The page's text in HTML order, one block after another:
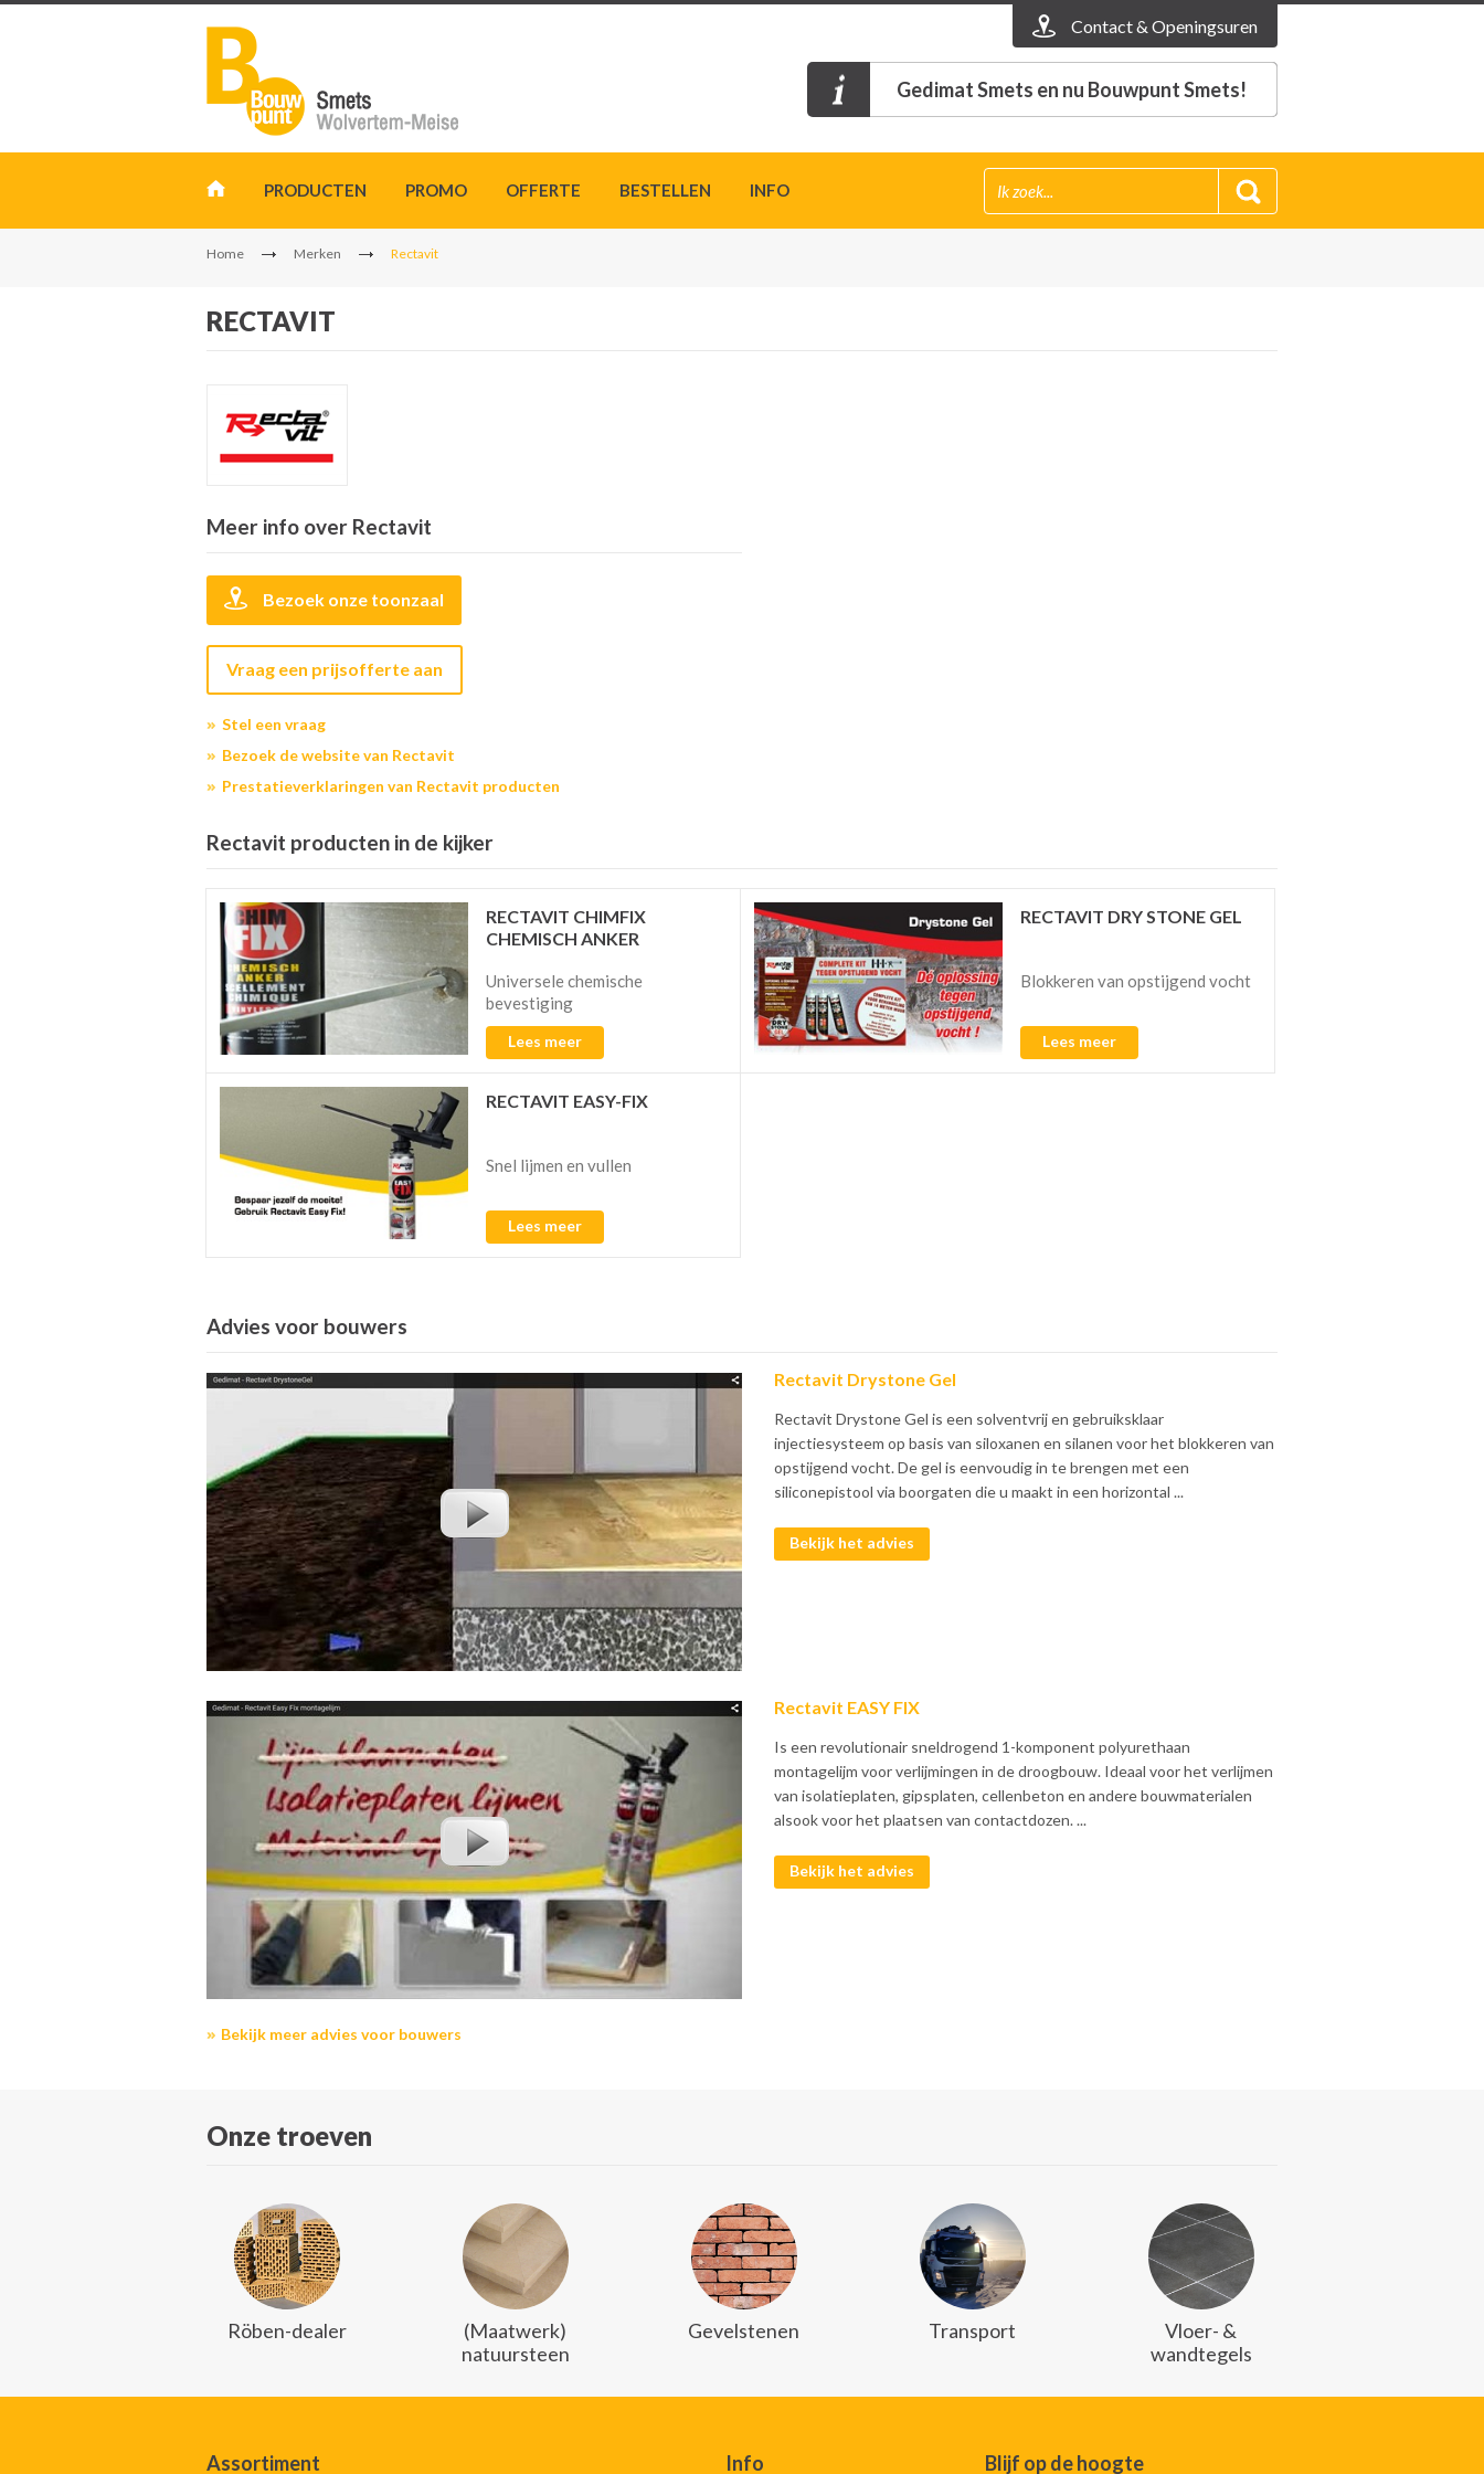
Contact & Openingsuren
Gedimat Smets en nu Bouwpunt Smets!
PRODUCTEN PROMO OFFERTE BESTELLEN INFO
Home Merken Rectavit
RECTAVIT
Meer info over Rectavit
Bezoek onze toonzaal
Vraag een prijsofferte aan
Stel een vraag
Bezoek de website van Rectavit
Prestatieverklaringen van Rectavit producten
Rectavit producten in de kijker
RECTAVIT CHIMFIX
CHEMISCH ANKER
Universele chemische
bevestiging
Lees meer
RECTAVIT DRY STONE GEL
Blokkeren van opstijgend vocht
Lees meer
RECTAVIT EASY-FIX
Snel lijmen en vullen
Lees meer
Advies voor bouwers
Rectavit Drystone Gel
Rectavit Drystone Gel is een solventvrij en gebruiksklaar
injectiesysteem op basis van siloxanen en silanen voor het blokkeren van
opstijgend vocht. De gel is eenvoudig in te brengen met een
siliconepistool via boorgaten die u maakt in een horizontal ...
Bekijk het advies
Rectavit EASY FIX
Is een revolutionair sneldrogend 1-komponent polyurethaan
montagelijm voor verlijmingen in de droogbouw. Ideaal voor het verlijmen
van isolatieplaten, gipsplaten, cellenbeton en andere bouwmaterialen
alsook voor het plaatsen van contactdozen. ...
Bekijk het advies
Bekijk meer advies voor bouwers
Onze troeven
Röben-dealer
(Maatwerk)
natuursteen
Gevelstenen Transport
Vloer- &
wandtegels
Assortiment Info Blijf op de hoogte